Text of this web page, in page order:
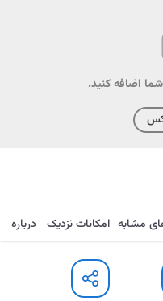
اضافه کنید.
مشابه امکانات نزدیک درباره